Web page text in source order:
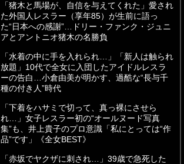
「猪木と馬場が、自信を与えてくれた」愛され
た外国人レスラー（享年85）が生前に語っ
た“日本への感謝”…ドリー・ファンク・ジュニ
アとアントニオ猪木の名勝負
「水着の中に手を入れられ…」「新人は触られ
放題」10代で全女に入団したアイドルレスラ
ーの告白…小倉由美が明かす、過酷な“長与千
種の付き人”時代
「下着をハサミで切って、真っ裸にさせら
れ…」女子レスラー初の“オールヌード写真
集”も、井上貴子のプロ意識「私にとっては“作
品”です」《全女BEST》
「赤坂でヤクザに刺され…」39歳で急死した